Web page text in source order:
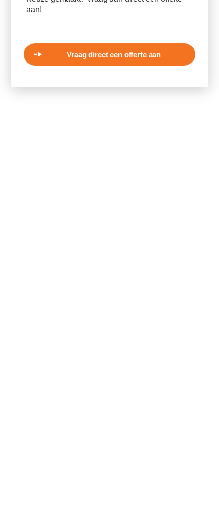
aan!
Vraag direct een offerte aan